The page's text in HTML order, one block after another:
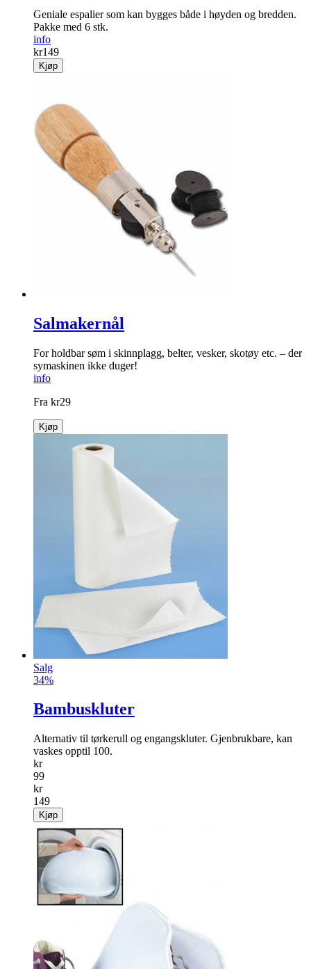
Geniale espalier som kan bygges både i høyden og ­bredden.
Pakke med 6 stk.
info
kr149
Kjøp
Salmakernål
For holdbar søm i skinnplagg, belter, vesker, skotøy etc. – der
symaskinen ikke duger!
info
Fra kr29
Kjøp
Salg
34%
Bambuskluter
Alternativ til tørkerull og engangskluter. Gjenbrukbare, kan
vaskes opptil 100.
kr
99
kr
149
Kjøp